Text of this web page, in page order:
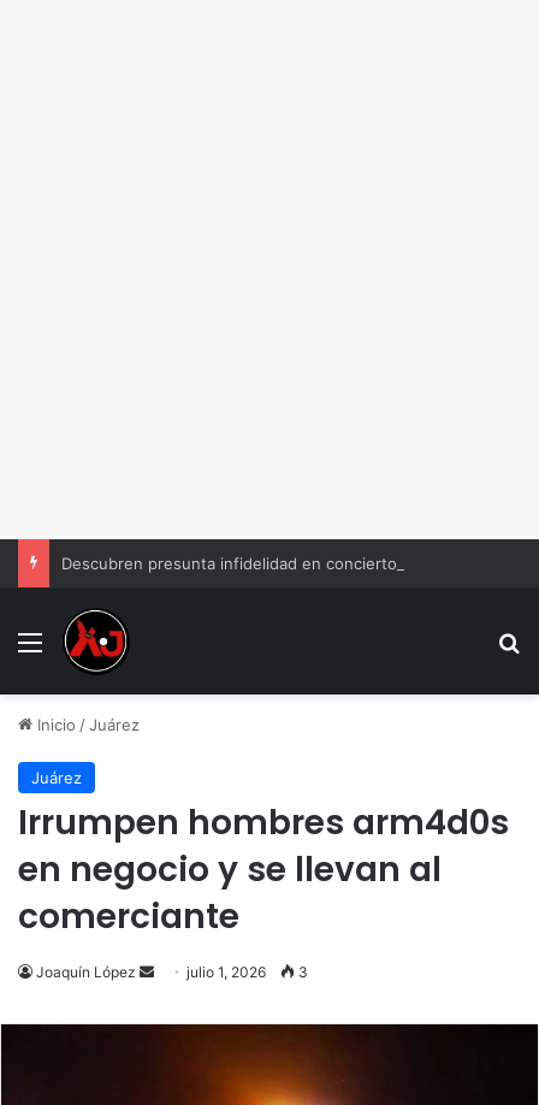
Menu
Inicio /Juárez
Juárez
Irrumpen hombres arm4d0s
en negocio y se llevan al
comerciante
Joaquín López
Send
email
julio 1, 2026 3